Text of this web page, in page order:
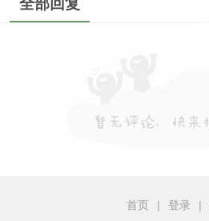
全部回复
首页 | 登录 |